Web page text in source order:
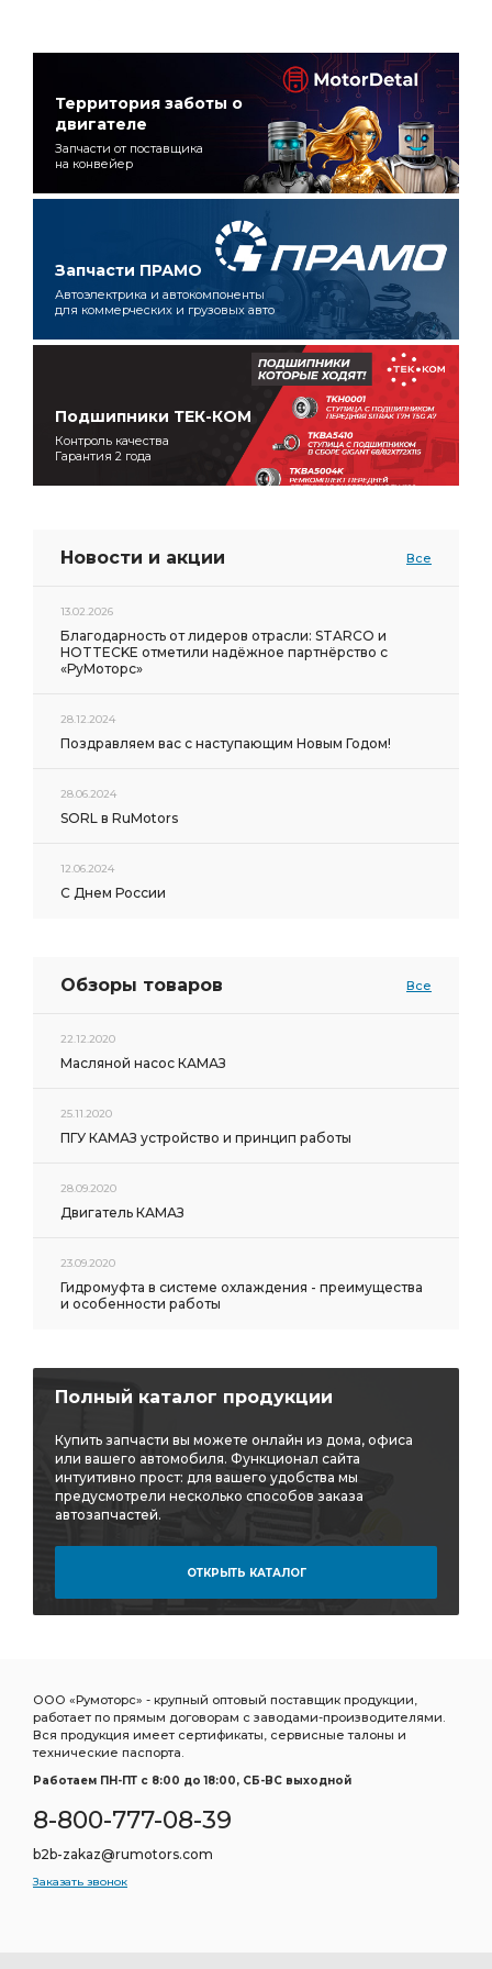
Территория заботы о
двигателе
Запчасти от поставщика
на конвейер
Запчасти ПРАМО
Автоэлектрика и автокомпоненты
для коммерческих и грузовых авто
Подшипники ТЕК-КОМ
Контроль качества
Гарантия 2 года
Новости и акции Все
13.02.2026
Благодарность от лидеров отрасли: STARCO и
HOTTECKE отметили надёжное партнёрство с
«РуМоторс»
28.12.2024
Поздравляем вас с наступающим Новым Годом!
28.06.2024
SORL в RuMotors
12.06.2024
С Днем России
Обзоры товаров Все
22.12.2020
Масляной насос КАМАЗ
25.11.2020
ПГУ КАМАЗ устройство и принцип работы
28.09.2020
Двигатель КАМАЗ
23.09.2020
Гидромуфта в системе охлаждения - преимущества
и особенности работы
Полный каталог продукции
Купить запчасти вы можете онлайн из дома, офиса
или вашего автомобиля. Функционал сайта
интуитивно прост: для вашего удобства мы
предусмотрели несколько способов заказа
автозапчастей.
ОТКРЫТЬ КАТАЛОГ
ООО «Румоторс» - крупный оптовый поставщик продукции,
работает по прямым договорам с заводами-производителями.
Вся продукция имеет сертификаты, сервисные талоны и
технические паспорта.
Работаем ПН-ПТ c 8:00 до 18:00, СБ-ВС выходной
8-800-777-08-39
b2b-zakaz@rumotors.com
Заказать звонок